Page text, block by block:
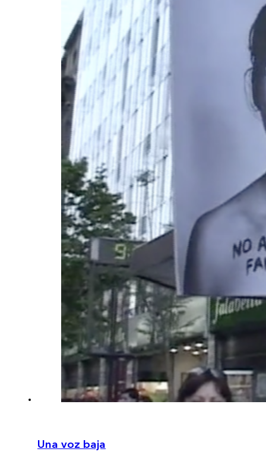
Una voz baja